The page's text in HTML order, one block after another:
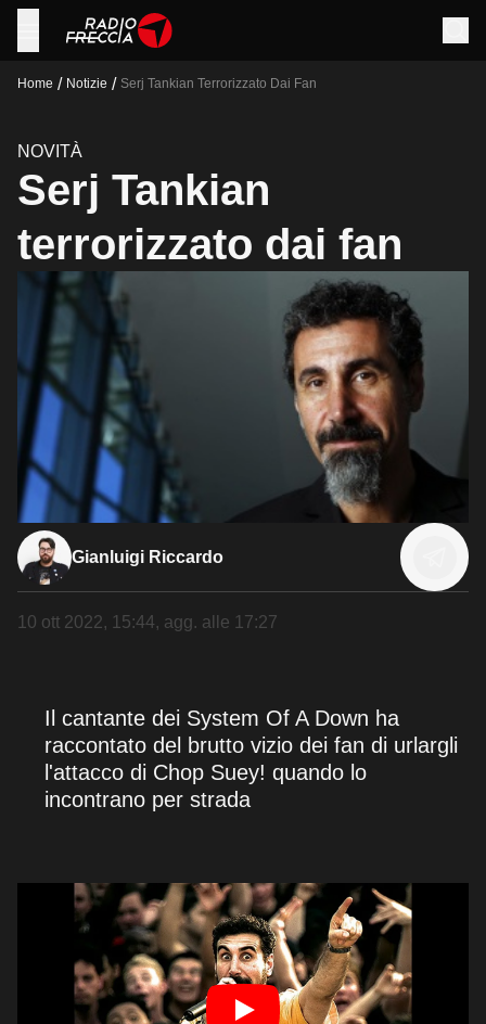
Home / Notizie / Serj Tankian Terrorizzato Dai Fan
NOVITÀ
Serj Tankian
terrorizzato dai fan
Gianluigi Riccardo
10 ott 2022, 15:44, agg. alle 17:27
Il cantante dei System Of A Down ha
raccontato del brutto vizio dei fan di urlargli
l'attacco di Chop Suey! quando lo
incontrano per strada